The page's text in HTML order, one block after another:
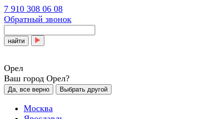
7 910 308 06 08
Обратный звонок
найти
Орел
Ваш город Орел?
Да, все верно Выбрать другой
Москва